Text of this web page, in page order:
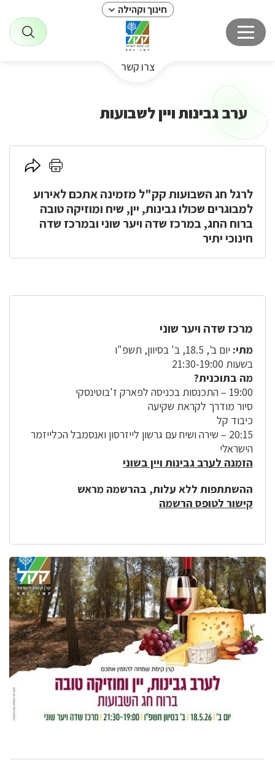
חינוך וקהילה
צרו קשר
ערב גבינות ויין לשבועות
לחץ
להדפסה
לחץ
לשיתוףלרגל חג השבועות קק"ל מזמינה אתכם לאירוע
למבוגרים שכולו גבינות, יין, שיח ומוזיקה טובה
ברוח החג, במרכז שדה ויער שוני ובמרכז שדה
חינוכי יתיר
מרכז שדה ויער שוני
מתי: יום ב', 18.5, ב' בסיוון, תשפ"ו
בשעות 21:30-19:00
מה בתוכנית?
19:00 – התכנסות בכניסה לפארק ז'בוטינסקי
סיור מודרך לקראת שקיעה
כיבוד קל
20:15 – שירה ושיח עם גרשון לייזרסון ואנסמבל הכלייזמר
הישראלי
הזמנה לערב גבינות ויין בשוני
ההשתתפות ללא עלות, בהרשמה מראש
קישור לטופס הרשמה